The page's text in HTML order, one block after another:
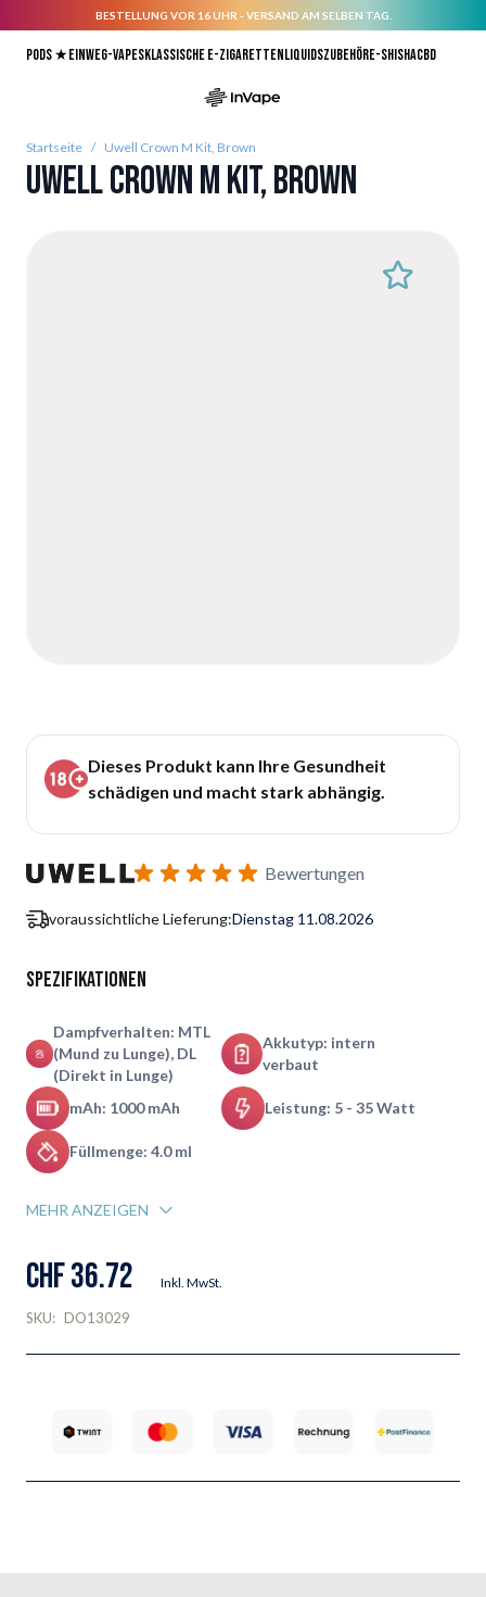
BESTELLUNG VOR 16 UHR - VERSAND AM SELBEN TAG.
Pods ★Einweg-VapesKlassische E-ZigarettenLiquidsZubehörE-ShishaCBD
Startseite / Uwell Crown M Kit, Brown
Uwell Crown M Kit, Brown
Dieses Produkt kann Ihre Gesundheit
schädigen und macht stark abhängig.
Bewertungen
voraussichtliche Lieferung:Dienstag 11.08.2026
Spezifikationen
Dampfverhalten: MTL
(Mund zu Lunge), DL
(Direkt in Lunge)
Akkutyp: intern
verbaut
mAh: 1000 mAh Leistung: 5 - 35 Watt
Füllmenge: 4.0 ml
MEHR ANZEIGEN
CHF 36.72 Inkl. MwSt.
SKU: DO13029